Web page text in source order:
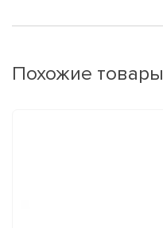
Похожие товары